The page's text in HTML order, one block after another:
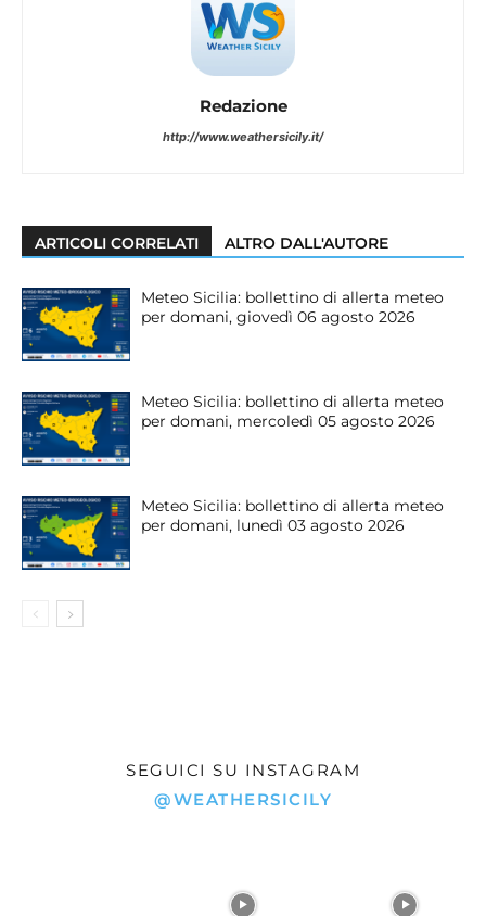
Redazione
http://www.weathersicily.it/
ARTICOLI CORRELATI ALTRO DALL'AUTORE
Meteo Sicilia: bollettino di allerta meteo
per domani, giovedì 06 agosto 2026
Meteo Sicilia: bollettino di allerta meteo
per domani, mercoledì 05 agosto 2026
Meteo Sicilia: bollettino di allerta meteo
per domani, lunedì 03 agosto 2026
SEGUICI SU INSTAGRAM
@WEATHERSICILY